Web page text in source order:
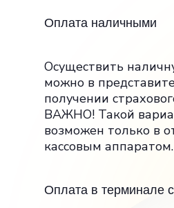
Оплата наличными
Осуществить
можно в
получении
ВАЖНО! Такой
возможен только в
кассовым аппаратом.
Оплата в терминале